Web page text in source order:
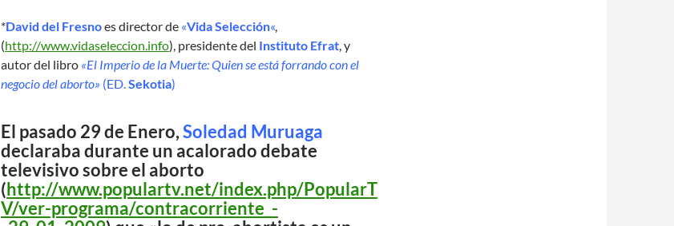
*David del Fresnoes director de «Vida Selección«,
(http://www.vidaseleccion.info), presidente del Instituto Efrat, y
autor del libro «El Imperio de la Muerte: Quien se está forrando con el
negocio del aborto» (ED.Sekotia)
El pasado 29 de Enero,Soledad Muruaga
declaraba durante un acalorado debate
televisivo sobre el aborto
(http://www.populartv.net/index.php/PopularT
V/ver-programa/contracorriente_-